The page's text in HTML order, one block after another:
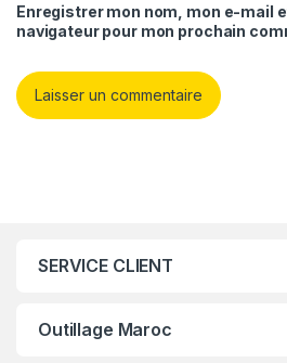
Enregistrer mon nom, mon e-mail
navigateur pour mon prochain
SERVICE CLIENT
Outillage Maroc